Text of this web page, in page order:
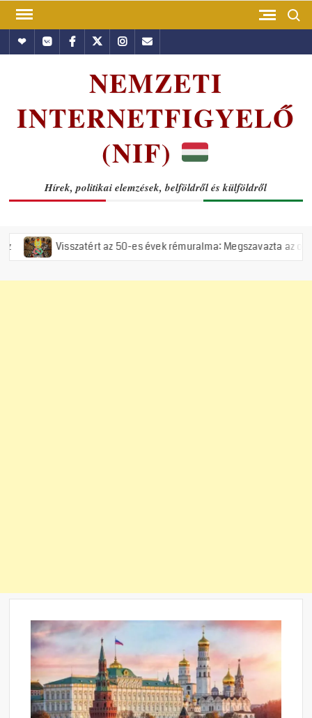
Skip
contentHundubVkontakte
Facebook
TwitterInstagram
Email
NEMZETI
INTERNETFIGYELŐ
(NIF)
Hírek, politikai elemzések, belföldről és külföldről
az 50-es évek rémuralma: Megszavazta az országgyűlés